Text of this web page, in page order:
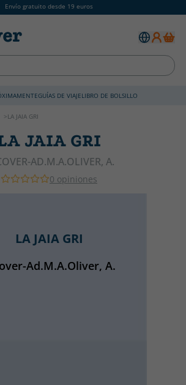
Envío gratuito desde 19 euros
GUÍAS DE VIAJELIBRO DE BOLSILLO
LA JAIA GRI
JAIA GRI
AD.M.A.OLIVER, A.
0 opiniones
LA JAIA GRI
Ad.M.A.Oliver, A.